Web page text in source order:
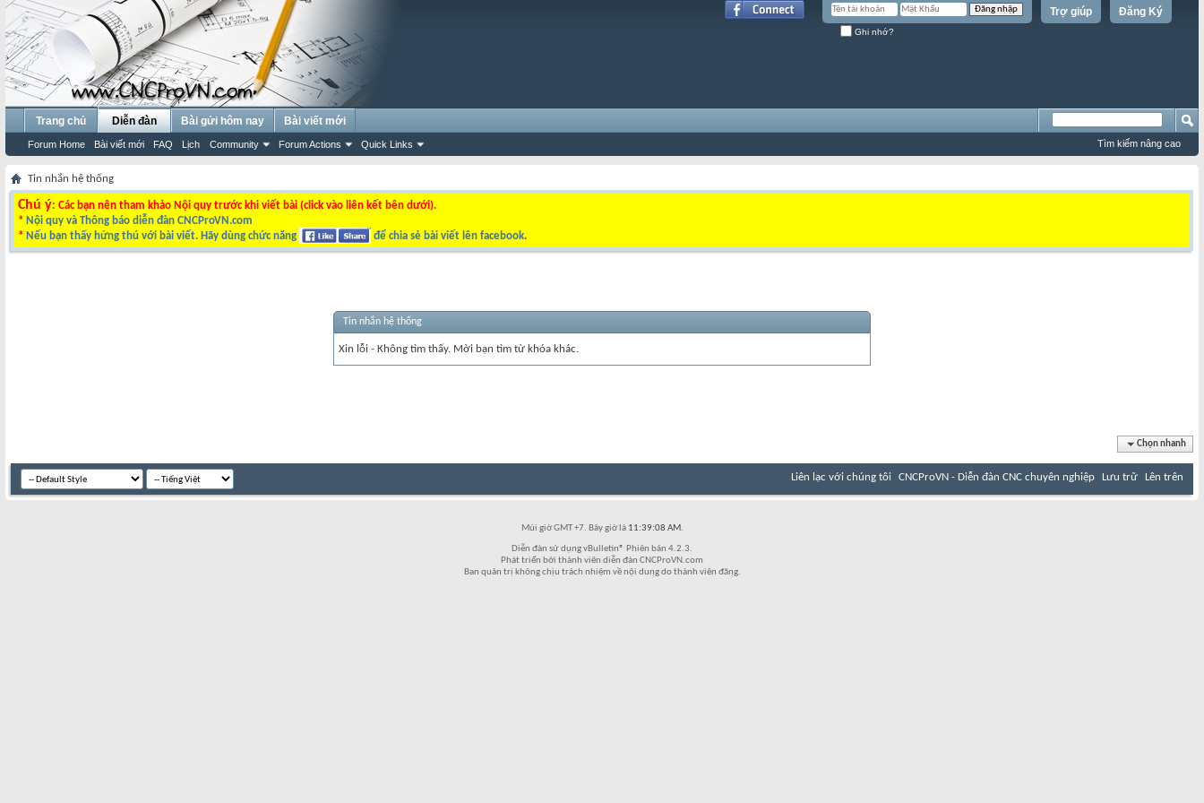
Đăng Ký
Trợ giúp
Ghi nhớ?
Trang chủ Diễn đàn
Forum Home Bài viết mới FAQ Lịch Community Forum Actions Quick Links
Bài gửi hôm nay Bài viết mới
Tìm kiếm nâng cao
Tin nhắn hệ thống
Chú ý: Các bạn nên tham khảo Nội quy trước khi viết bài (click vào liên kết bên dưới).
* Nội quy và Thông báo diễn đàn CNCProVN.com
* Nếu bạn thấy hứng thú với bài viết. Hãy dùng chức năng để chia sẻ bài viết lên facebook.
Tin nhắn hệ thống
Xin lỗi - Không tìm thấy. Mời bạn tìm từ khóa khác.
Chọn nhanh
Liên lạc với chúng tôi CNCProVN - Diễn đàn CNC chuyên nghiệp Lưu trữ Lên trên
Múi giờ GMT +7. Bây giờ là 11:39:08 AM.
Diễn đàn sử dụng vBulletin® Phiên bản 4.2.3.
Phát triển bởi thành viên diễn đàn CNCProVN.com
Ban quản trị không chịu trách nhiệm về nội dung do thành viên đăng.